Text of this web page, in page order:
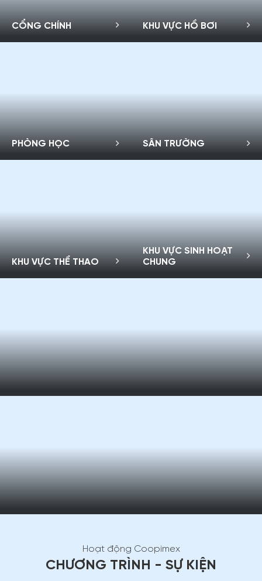
CỔNG CHÍNH KHU VỰC HỒ BƠI
PHÒNG HỌC SÂN TRƯỜNG
KHU VỰC THỂ THAO
KHU VỰC SINH HOẠT
CHUNG
Hoạt động Coopimex
CHƯƠNG TRÌNH - SỰ KIỆN